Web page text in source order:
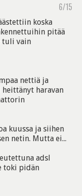
6/15
koska
pitää
tuli vain
nettiä ja
haravan
kuussa ja siihen
netin. Mutta ei...
adsl
toki pidän